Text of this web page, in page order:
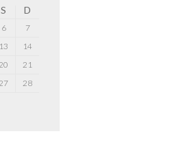
S D
6
7
13
14
21
28